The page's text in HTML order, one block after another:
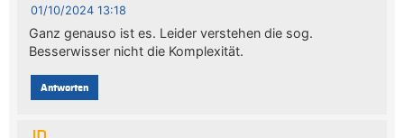
01/10/2024 13:18
Ganz genauso ist es. Leider verstehen die sog.
Besserwisser nicht die Komplexität.
Antworten